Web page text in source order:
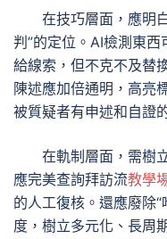
在技巧層面，應明
判”的定位。AI檢測東
給線索，但不克不及替
陳述應加倍通明，高亮
被質疑者有申述和自證
在軌制層面，需樹
應完美查詢拜訪流教學
的人工復核。還應廢除
度，樹立多元化、長周